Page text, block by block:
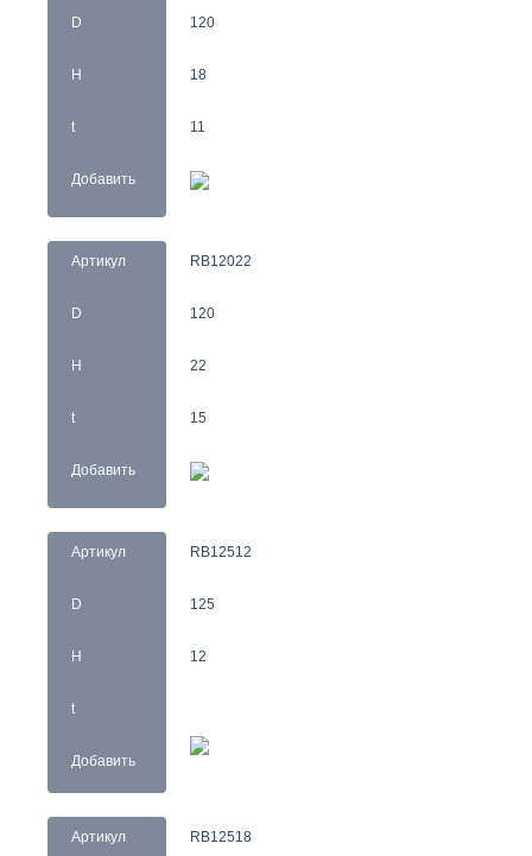
D
H
t
Добавить
120
18
11
Артикул
D
H
t
Добавить
RB12022
120
22
15
Артикул
D
H
t
Добавить
RB12512
125
12
Артикул RB12518